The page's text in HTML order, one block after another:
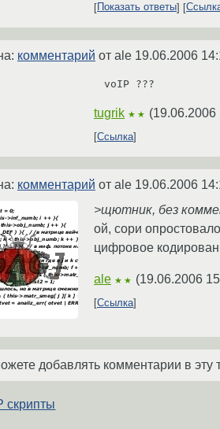
Показать ответы
комментарий от ale 19.06.2006
voIP ???
tugrik ★★ (19.06.2006
Ссылка
комментарий от ale 19.06.2006
>щютник, без
ой, сори
цифровое
ale ★★ (19.06.2006
Ссылка
добавлять комментарии в
скрипты